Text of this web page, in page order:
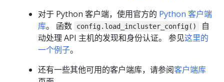
对于 Python 客户端，使用官方的 Python 客户端
库。 函数 config.load_incluster_config()
自
动处理 API 主机的发现和身份认证。 参见这里的
一个例子。
还有一些其他可用的客户端库，请参阅客户端库